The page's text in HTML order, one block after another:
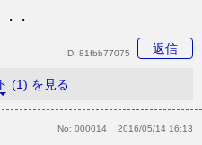
・
返信
ID: 81fbb77075
(1) を見る
No: 000014 2016/05/14 16:13